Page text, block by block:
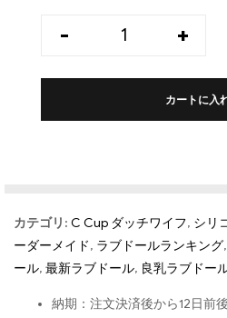
- +
カートに入
カテゴリ: C Cup ダッチワイフ, シリ
ーダーメイド, ラブドールランキング,
ール, 最新ラブドール, 良乳ラブドー
納期：注文決済後から12日前